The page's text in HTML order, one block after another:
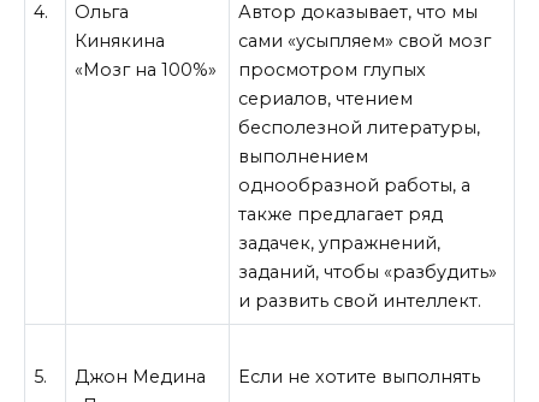
4.
Ольга
Кинякина
«Мозг на 100%»
Автор доказывает, что мы
сами «усыпляем» свой мозг
просмотром глупых
сериалов, чтением
бесполезной литературы,
выполнением
однообразной работы, а
также предлагает ряд
задачек, упражнений,
заданий, чтобы «разбудить»
и развить свой интеллект.
5.
Джон Медина
Если не хотите выполнять